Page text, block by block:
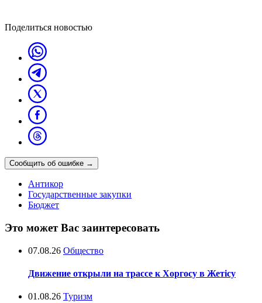
Поделиться новостью
Сообщить об ошибке →
Антикор
Государственные закупки
Бюджет
Это может Вас заинтересовать
07.08.26 Общество
Движение открыли на трассе к Хоргосу в Жетісу
01.08.26 Туризм